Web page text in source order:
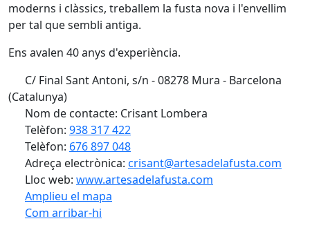
moderns i clàssics, treballem la fusta nova i l'envellim
per tal que sembli antiga.
Ens avalen 40 anys d'experiència.
C/ Final Sant Antoni, s/n - 08278 Mura - Barcelona
(Catalunya)
Nom de contacte: Crisant Lombera
Telèfon: 938 317 422
Telèfon: 676 897 048
Adreça electrònica: crisant@artesadelafusta.com
Lloc web: www.artesadelafusta.com
Amplieu el mapa
Com arribar-hi